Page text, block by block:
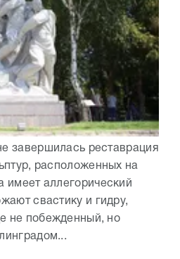
завершилась реставрация
расположенных на
имеет аллегорический
свастику и гидру,
не побежденный, но